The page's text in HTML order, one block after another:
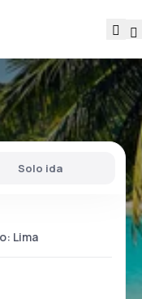
Solo ida